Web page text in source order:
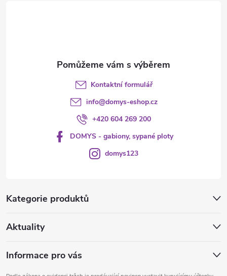
Kategorie produktů
Aktuality
Informace pro vás
Kontaktní formulář
info@domys-eshop.cz
+420 604 269 200
DOMYS - gabiony, sypané ploty
domys123